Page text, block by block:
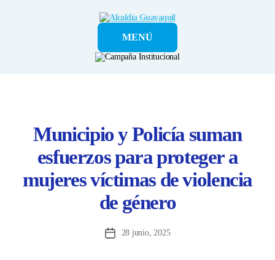
Alcaldía
GuayaquilMENÚ
Municipio y Policía suman
esfuerzos para proteger a
mujeres víctimas de violencia
de género
Fecha28 junio, 2025